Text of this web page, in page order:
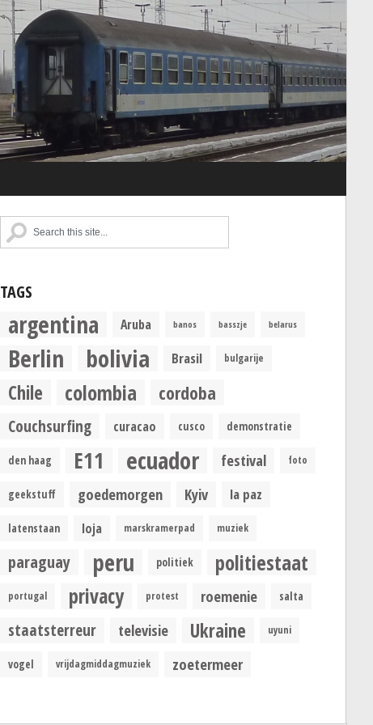
TAGS
argentina Aruba banos basszje belarus
Berlin bolivia Brasil bulgarije
Chile colombia cordoba
Couchsurfing curacao cusco demonstratie
den haag E11 ecuador festival foto
geekstuff goedemorgen Kyiv la paz
latenstaan loja marskramerpad muziek
paraguay peru politiek politiestaat
portugal privacy protest roemenie salta
staatsterreur televisie Ukraine uyuni
vogel vrijdagmiddagmuziek zoetermeer